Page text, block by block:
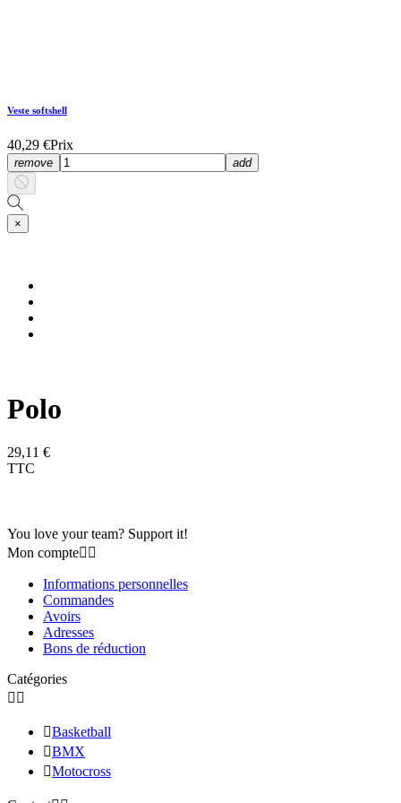
Veste softshell
40,29 €Prix
remove add
×
Polo
29,11 €
TTC
You love your team? Support it!
Mon compte 
Informations personnelles
Commandes
Avoirs
Adresses
Bons de réduction
Catégories
 
Basketball
BMX
Motocross